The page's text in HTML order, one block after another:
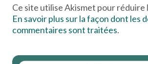
Ce site utilise Akismet pour réduire
En savoir plus sur la façon dont les
commentaires sont traitées.